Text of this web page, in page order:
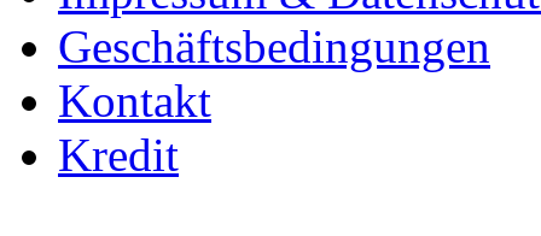
Geschäftsbedingungen
Kontakt
Kredit